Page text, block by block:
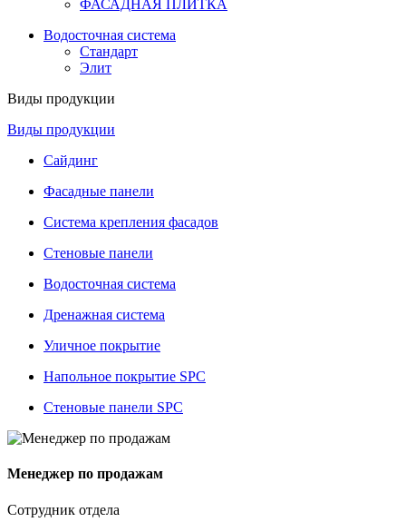
ФАСАДНАЯ ПЛИТКА
Водосточная система
Стандарт
Элит
Виды продукции
Виды продукции
Сайдинг
Фасадные панели
Система крепления фасадов
Стеновые панели
Водосточная система
Дренажная система
Уличное покрытие
Напольное покрытие SPC
Стеновые панели SPC
Менеджер по продажам
Сотрудник отдела